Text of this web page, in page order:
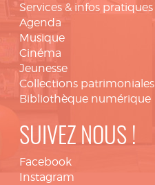
Services & infos pratiques
Agenda
Musique
Cinéma
Jeunesse
Collections patrimoniales
Bibliothèque numérique
SUIVEZ NOUS !
Facebook
Instagram